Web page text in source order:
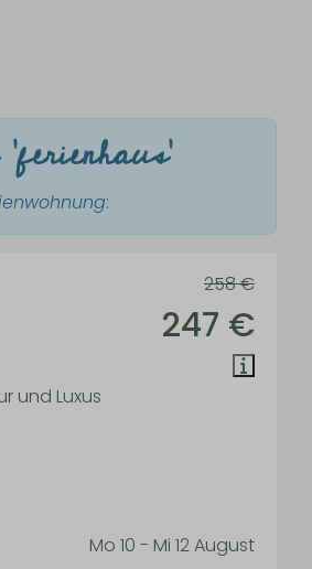
:
258 €
247 €
und Luxus
Mo 10 - Mi 12 August